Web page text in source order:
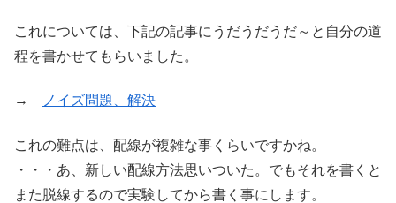
これについては、下記の記事にうだうだうだ～と自分の道
程を書かせてもらいました。
→ ノイズ問題、解決
これの難点は、配線が複雑な事くらいですかね。
・・・あ、新しい配線方法思いついた。でもそれを書くと
また脱線するので実験してから書く事にします。